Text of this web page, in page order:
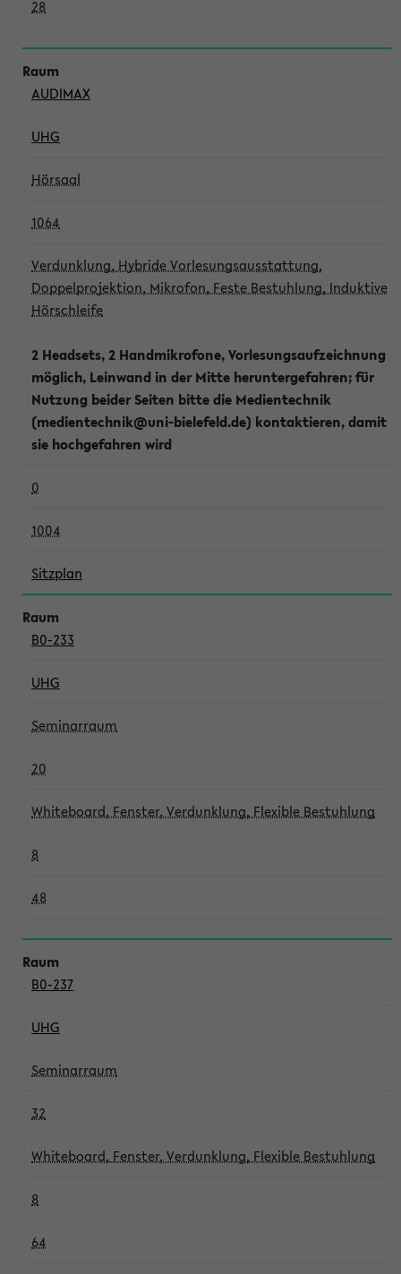
28
AUDIMAX
UHG
Hörsaal
1064
Verdunklung, Hybride Vorlesungsausstattung,
Doppelprojektion, Mikrofon, Feste Bestuhlung, Induktive
Hörschleife
2 Headsets, 2 Handmikrofone, Vorlesungsaufzeichnung
möglich, Leinwand in der Mitte heruntergefahren; für
Nutzung beider Seiten bitte die Medientechnik
(medientechnik@uni-bielefeld.de) kontaktieren, damit
sie hochgefahren wird
0
1004
Sitzplan
B0-233
UHG
Seminarraum
20
Whiteboard, Fenster, Verdunklung, Flexible Bestuhlung
8
48
B0-237
UHG
Seminarraum
32
Whiteboard, Fenster, Verdunklung, Flexible Bestuhlung
8
64